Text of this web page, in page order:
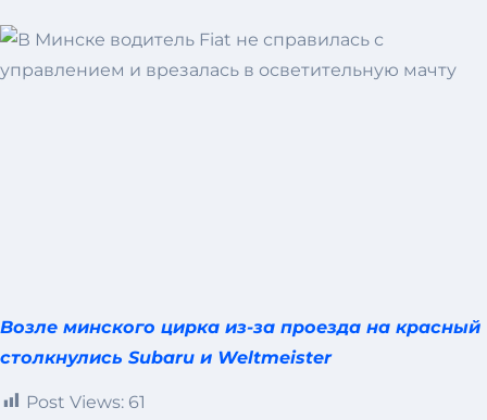
Возле минского цирка из-за проезда на красный
столкнулись Subaru и Weltmeister
Post Views: 61